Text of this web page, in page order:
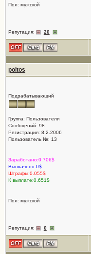
Пол: мужской
Репутация: 20
poltos
Подрабатывающий
Группа: Пользователи
Сообщений: 98
Регистрация: 8.2.2006
Пользователь №: 13
Заработано:0.706$
Выплачено:0$
Штрафы:0.055$
К выплате:0.651$
Пол: мужской
Репутация: 0